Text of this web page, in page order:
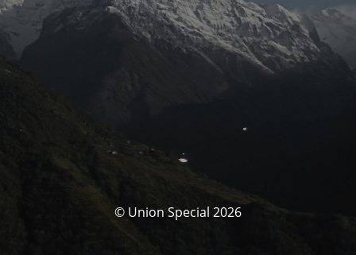
© Union Special 2026